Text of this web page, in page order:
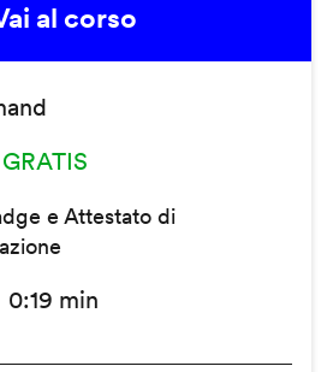
al corso
GRATIS
e Attestato di
0:19 min